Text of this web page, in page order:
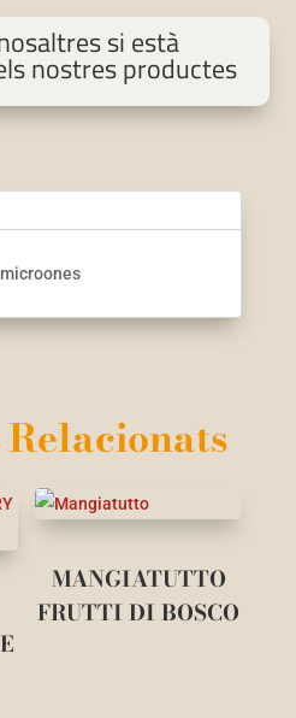
si està
nostres productes
MANGIATUTTO
FRUTTI DI BOSCO